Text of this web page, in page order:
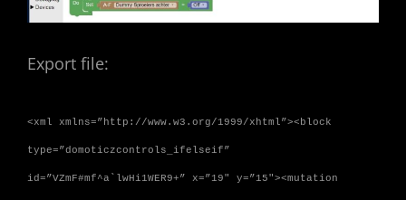
Export file:
<xml xmlns=”http://www.w3.org/1999/xhtml”><block
type=”domoticzcontrols_ifelseif”
id=”VZmF#mf^a`lwHi1WER9+” x=”19″ y=”15″><mutation